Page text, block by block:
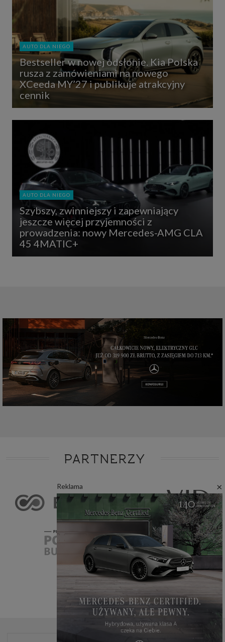
Reklama ×
AUTO DLA NIEGO
Bestseller w nowej odsłonie. Kia Polska
rusza z zamówieniami na nowego
XCeeda MY’27 i publikuje atrakcyjny
cennik
AUTO DLA NIEGO
Szybszy, zwinniejszy i zapewniający
jeszcze więcej przyjemności z
prowadzenia: nowy Mercedes-AMG CLA
45 4MATIC+
PARTNERZY